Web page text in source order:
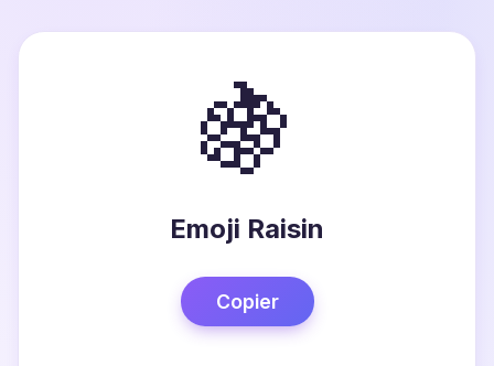
🍇
Emoji Raisin
Copier